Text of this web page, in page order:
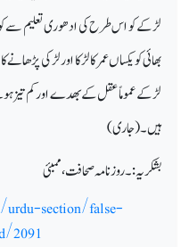
لڑکے کو اس طرح کی ادھوری تعلیم سے
بھائی کو یکساں عمر کا لڑکا اور لڑکی
لڑکے عموماً عقل کے بھدے او رکم تیز
ہیں ۔ (جاری)
بشکریہ :۔ روز نامہ صحافت ،ممبئی
urdu-section/false-
2091